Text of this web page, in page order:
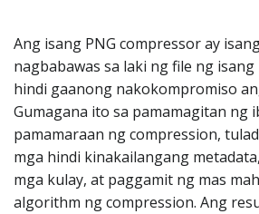
Ang isang PNG compressor ay
nagbabawas sa laki ng file ng
hindi gaanong nakokompromiso
Gumagana ito sa pamamagitan ng
pamamaraan ng compression,
mga hindi kinakailangang
mga kulay, at paggamit ng mas
algorithm ng compression. Ang